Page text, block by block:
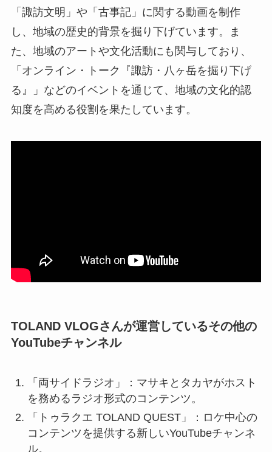
「諏訪文明」や「古事記」に関する動画を制作
し、地域の歴史的背景を掘り下げています。ま
た、地域のアートや文化活動にも関与しており、
「オンライン・トーク『諏訪・八ヶ岳を掘り下げ
る』」などのイベントを通じて、地域の文化的認
知度を高める役割を果たしています。
TOLAND VLOGさんが運営しているその他の
YouTubeチャンネル
「両サイドラジオ」：マサキとタカヤがホスト
を務めるラジオ形式のコンテンツ。
「トゥラクエ TOLAND QUEST」：ロケ中心の
コンテンツを提供する新しいYouTubeチャンネ
ル。